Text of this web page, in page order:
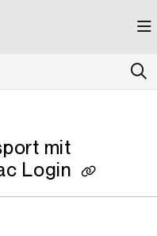
https://kandji.document360.io/
mit
Login